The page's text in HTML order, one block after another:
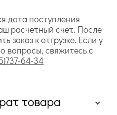
дата поступления
расчетный счет. После
заказ к отгрузке. Если у
вопросы, свяжитесь с
64-34
товара